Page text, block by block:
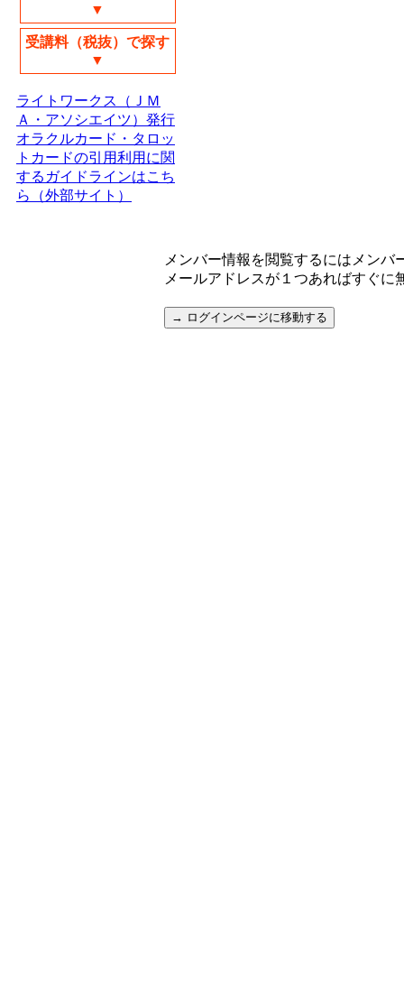
▼
受講料（税抜）で探す
▼
ライトワークス（ＪＭ
Ａ・アソシエイツ）発行
オラクルカード・タロッ
トカードの引用利用に関
するガイドラインはこち
ら（外部サイト）
メンバー情報を閲覧するにはメン
メールアドレスが１つあればすぐに